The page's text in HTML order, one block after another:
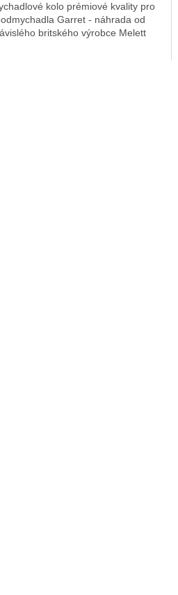
kolo prémiové kvality pro
Garret - náhrada od
britského výrobce Melett